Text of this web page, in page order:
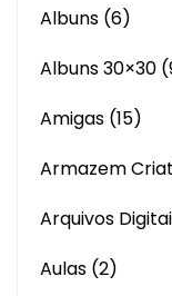
Albuns (6)
Albuns 30×30
Amigas (15)
Armazem
Arquivos
Aulas (2)